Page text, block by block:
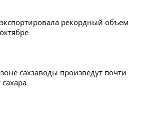
рекордный объем
сахзаводы произведут почти